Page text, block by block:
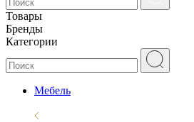
Товары
Бренды
Категории
Мебель